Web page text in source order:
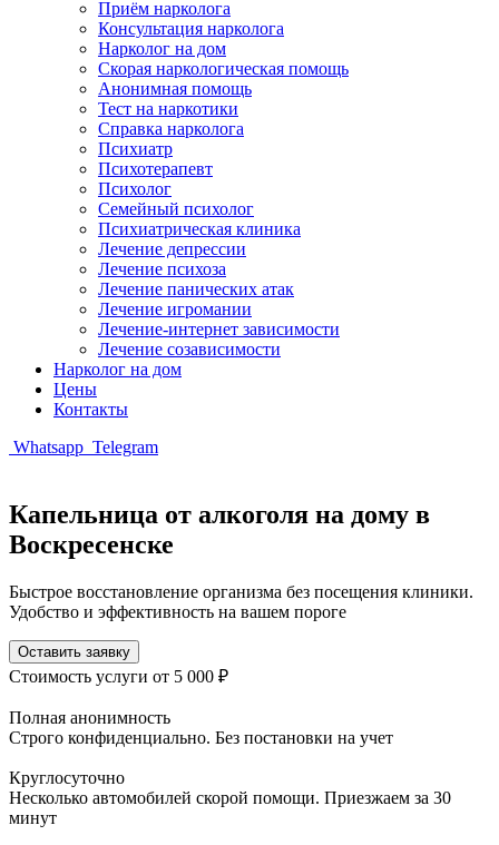
Приём нарколога
Консультация нарколога
Нарколог на дом
Скорая наркологическая помощь
Анонимная помощь
Тест на наркотики
Справка нарколога
Психиатр
Психотерапевт
Психолог
Семейный психолог
Психиатрическая клиника
Лечение депрессии
Лечение психоза
Лечение панических атак
Лечение игромании
Лечение-интернет зависимости
Лечение созависимости
Нарколог на дом
Цены
Контакты
Whatsapp Telegram
Капельница от алкоголя на дому в
Воскресенске
Быстрое восстановление организма без посещения клиники.
Удобство и эффективность на вашем пороге
Оставить заявку
Стоимость услуги от 5 000 ₽
Полная анонимность
Строго конфиденциально. Без постановки на учет
Круглосуточно
Несколько автомобилей скорой помощи. Приезжаем за 30
минут